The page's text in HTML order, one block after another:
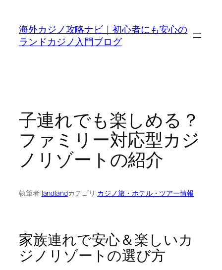
海外カジノ攻略ナビ｜初心者にも安心の
ランドカジノ入門ブログ
子連れでも楽しめる？
ファミリー対応型カジ
ノリゾートの紹介
執筆者:landlandカテゴリ:カジノ旅・ホテル・ツアー情報
家族連れで安心＆楽しいカ
ジノリゾートの選び方